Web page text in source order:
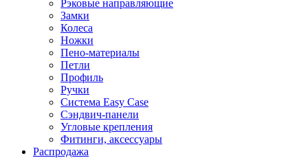
Рэковые направляющие
Замки
Колеса
Ножки
Пено-материалы
Петли
Профиль
Ручки
Система Easy Case
Сэндвич-панели
Угловые крепления
Фитинги, аксессуары
Распродажа